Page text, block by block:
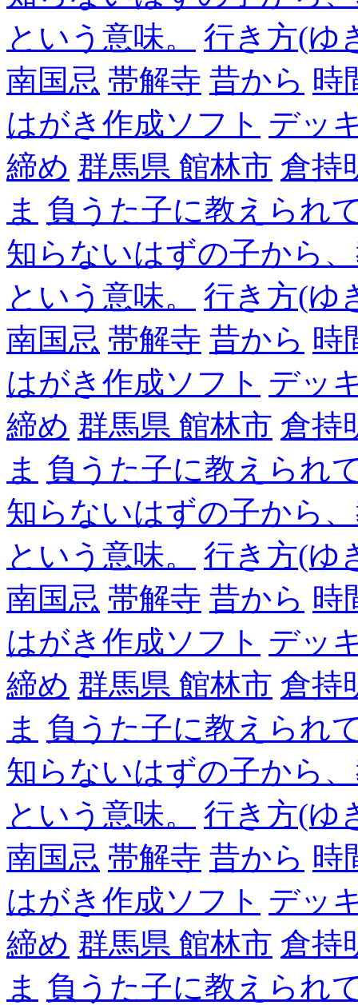
という意味。
行き方(ゆ
南国忌 帯解寺 昔から 時
はがき作成ソフト デッ
締め 群馬県 館林市 倉持
ま 負うた子に教えられ
知らないはずの子から
という意味。
行き方(ゆ
南国忌 帯解寺 昔から 時
はがき作成ソフト デッ
締め 群馬県 館林市 倉持
ま 負うた子に教えられ
知らないはずの子から
という意味。
行き方(ゆ
南国忌 帯解寺 昔から 時
はがき作成ソフト デッ
締め 群馬県 館林市 倉持
ま 負うた子に教えられ
知らないはずの子から
という意味。
行き方(ゆ
南国忌 帯解寺 昔から 時
はがき作成ソフト デッ
締め 群馬県 館林市 倉持
ま 負うた子に教えられ